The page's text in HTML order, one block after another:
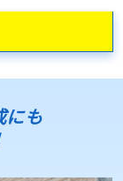
にも